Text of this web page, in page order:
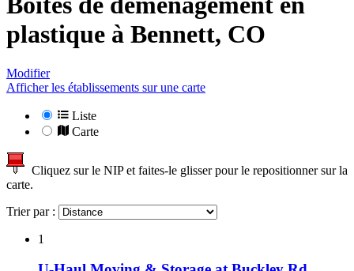
plastique à Bennett, CO
Modifier
Afficher les établissements sur une carte
Liste
Carte
Cliquez sur le NIP et faites-le glisser pour le repositionner sur la
carte.
Trier par :
1